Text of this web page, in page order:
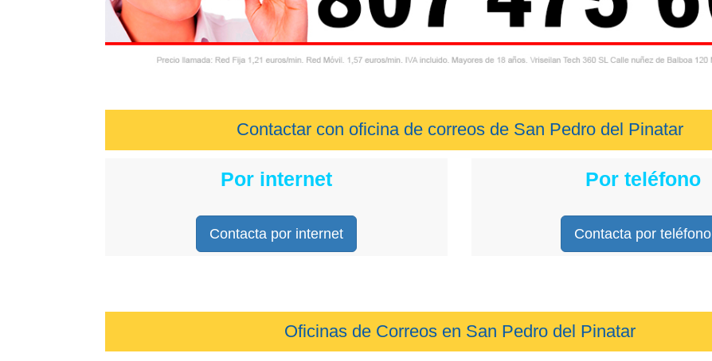
Contactar con oficina de correos de San Pedro del Pinatar
Por internet
Contacta por internet
Por teléfono
Contacta por teléfono
Oficinas de Correos en San Pedro del Pinatar